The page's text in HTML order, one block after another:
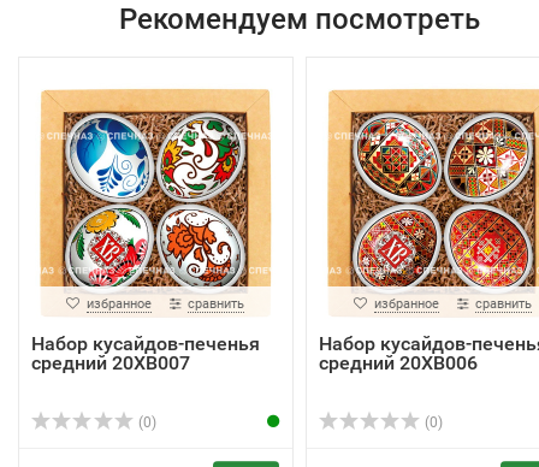
Рекомендуем посмотреть
избранное сравнить
Набор кусайдов-печенья
средний 20ХВ007
(0)
избранное сравнить
Набор кусайдов-
средний 20ХВ006
(0)